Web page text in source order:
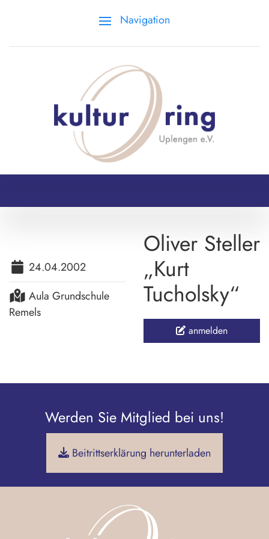
Navigation
24.04.2002
Aula Grundschule
Remels
Oliver Steller
„Kurt
Tucholsky“
anmelden
Werden Sie Mitglied bei uns!
Beitrittserklärung herunterladen